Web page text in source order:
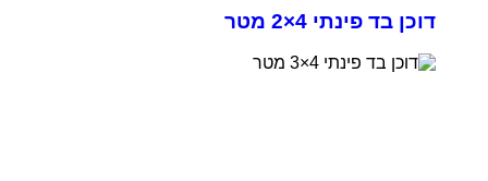
דוכן בד פינתי 4×2 מטר